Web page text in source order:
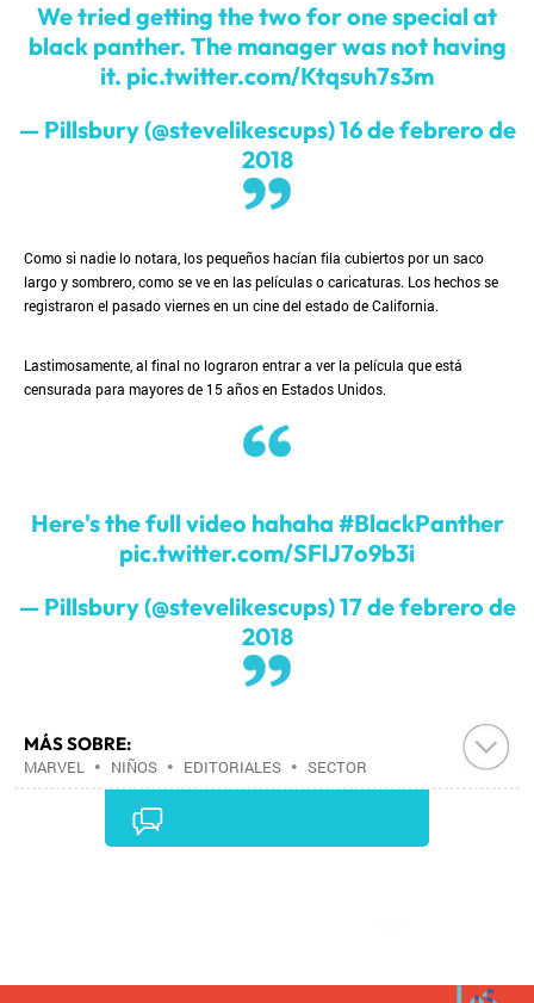
We tried getting the two for one special at
black panther. The manager was not having
it. pic.twitter.com/Ktqsuh7s3m
— Pillsbury (@stevelikescups)16 de febrero de
2018
Como si nadie lo notara, los pequeños hacían fila cubiertos por un saco
largo y sombrero, como se ve en las películas o caricaturas. Los hechos se
registraron el pasado viernes en un cine del estado de California.
Lastimosamente, al final no lograron entrar a ver la película que está
censurada para mayores de 15 años en Estados Unidos.
Here's the full video hahaha #BlackPanther
pic.twitter.com/SFlJ7o9b3i
— Pillsbury (@stevelikescups)17 de febrero de
2018
MÁS SOBRE:
MARVEL • NIÑOS • EDITORIALES • SECTOR
•LIBROS•INFANCIA•SOCIEDAD•
INDUSTRIA CULTURAL